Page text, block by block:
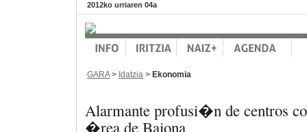
2012ko urriaren 04a
GARA> Idatzia > Ekonomia
Alarmante profusi�n de centros
�rea de Baiona